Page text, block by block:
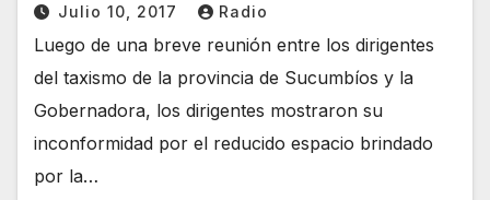
Julio 10, 2017 Radio
Luego de una breve reunión entre los dirigentes
del taxismo de la provincia de Sucumbíos y la
Gobernadora, los dirigentes mostraron su
inconformidad por el reducido espacio brindado
por la…